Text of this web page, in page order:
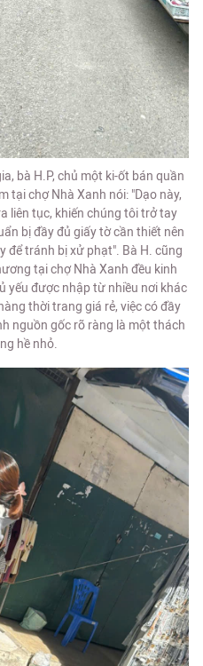
bà H.P, chủ một ki-ốt bán quần
tại chợ Nhà Xanh nói: "Dạo này,
liên tục, khiến chúng tôi trở tay
bị đầy đủ giấy tờ cần thiết nên
để tránh bị xử phạt". Bà H. cũng
tại chợ Nhà Xanh đều kinh
yếu được nhập từ nhiều nơi khác
thời trang giá rẻ, việc có đầy
nguồn gốc rõ ràng là một thách
hề nhỏ.